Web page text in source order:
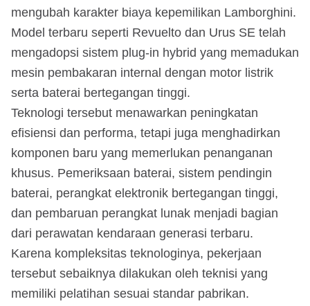
mengubah karakter biaya kepemilikan Lamborghini.
Model terbaru seperti Revuelto dan Urus SE telah
mengadopsi sistem plug-in hybrid yang memadukan
mesin pembakaran internal dengan motor listrik
serta baterai bertegangan tinggi.
Teknologi tersebut menawarkan peningkatan
efisiensi dan performa, tetapi juga menghadirkan
komponen baru yang memerlukan penanganan
khusus. Pemeriksaan baterai, sistem pendingin
baterai, perangkat elektronik bertegangan tinggi,
dan pembaruan perangkat lunak menjadi bagian
dari perawatan kendaraan generasi terbaru.
Karena kompleksitas teknologinya, pekerjaan
tersebut sebaiknya dilakukan oleh teknisi yang
memiliki pelatihan sesuai standar pabrikan.